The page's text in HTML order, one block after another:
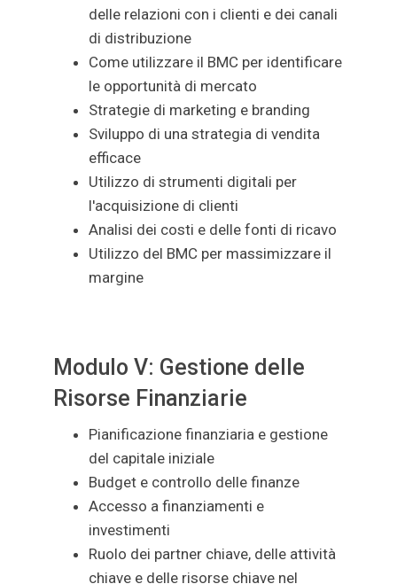
delle relazioni con i clienti e dei canali
di distribuzione
Come utilizzare il BMC per identificare
le opportunità di mercato
Strategie di marketing e branding
Sviluppo di una strategia di vendita
efficace
Utilizzo di strumenti digitali per
l'acquisizione di clienti
Analisi dei costi e delle fonti di ricavo
Utilizzo del BMC per massimizzare il
margine
Modulo V: Gestione delle
Risorse Finanziarie
Pianificazione finanziaria e gestione
del capitale iniziale
Budget e controllo delle finanze
Accesso a finanziamenti e
investimenti
Ruolo dei partner chiave, delle attività
chiave e delle risorse chiave nel